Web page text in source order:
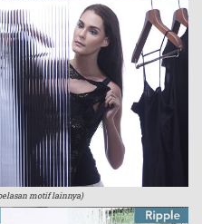
motif lainnya)